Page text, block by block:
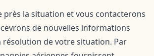
près la situation et vous contacterons
de nouvelles informations
résolution de votre situation. Par